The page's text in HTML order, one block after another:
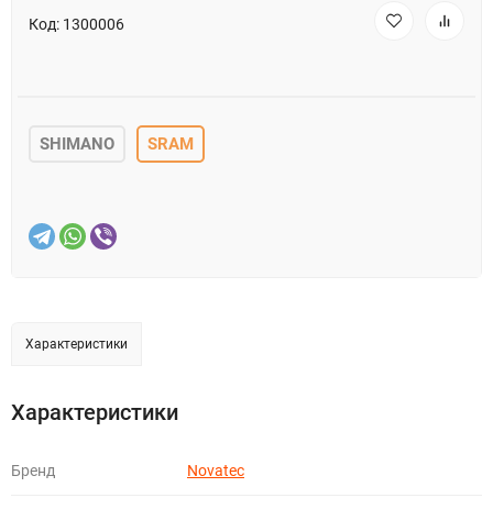
Код: 1300006
SHIMANO SRAM
Характеристики
Характеристики
Бренд Novatec